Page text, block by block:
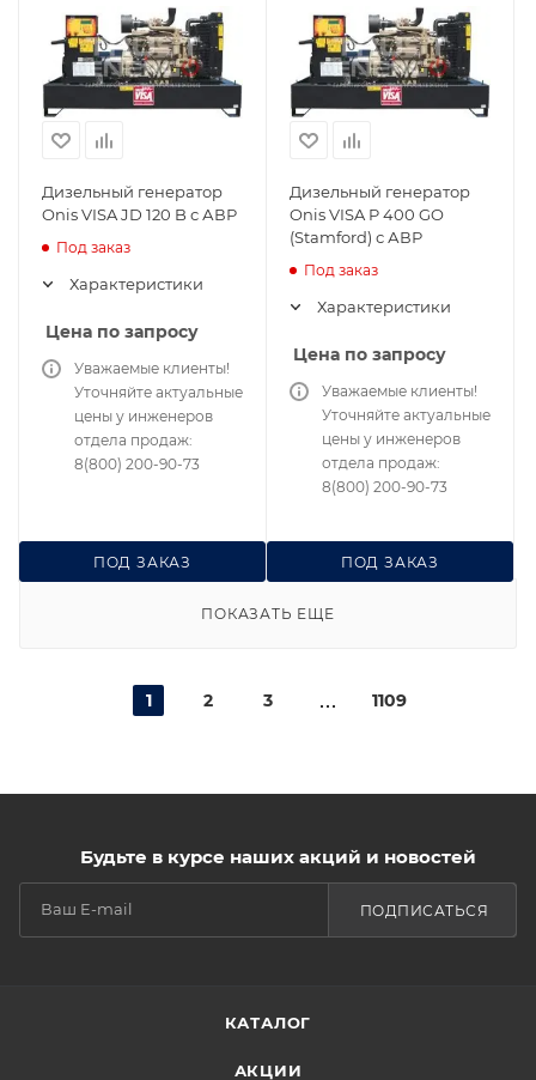
Дизельный генератор
Onis VISA JD 120 B с АВР
Под заказ
Характеристики
Цена по запросу
ПОД ЗАКАЗ
Уважаемые клиенты!
Уточняйте актуальные
цены у инженеров
отдела продаж:
8(800) 200-90-73
Дизельный генератор
Onis VISA P 400 GO
(Stamford) с АВР
Под заказ
Характеристики
Цена по запросу
ПОД ЗАКАЗ
Уважаемые клиенты!
Уточняйте актуальные
цены у инженеров
отдела продаж:
8(800) 200-90-73
ПОКАЗАТЬ ЕЩЕ
1 2 3 1109
Будьте в курсе наших акций и новостей
ПОДПИСАТЬСЯ
КАТАЛОГ
АКЦИИ